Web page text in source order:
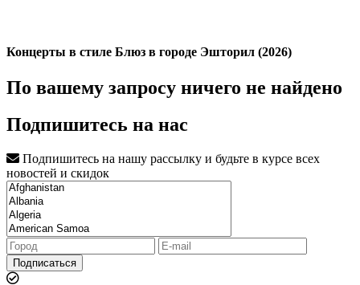
Концерты в стиле Блюз в городе Эшторил (2026)
По вашему запросу ничего не найдено
Подпишитесь на нас
Подпишитесь на нашу рассылку и будьте в курсе всех
новостей и скидок
Подписаться